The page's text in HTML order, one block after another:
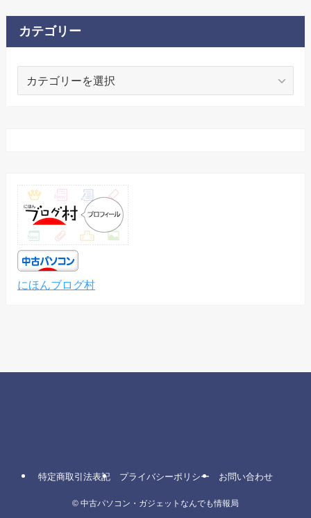
カテゴリー
にほんブログ村
特定商取引法表記 プライバシーポリシー お問い合わせ
© 中古パソコン・ガジェットなんでも情報局